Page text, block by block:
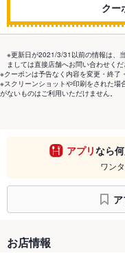
クー
※更新日が2021/3/31以前の情報は、
ましては直接店舗へお問い合わせくだ
※クーポンは予告なく内容を変更・終了
※スクリーンショットや印刷をされた場
がないものはご利用いただけません。
アプリなら
ワン
お店情報